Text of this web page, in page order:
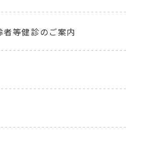
等健診のご案内